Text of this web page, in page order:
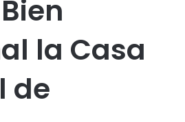
la Casa
de